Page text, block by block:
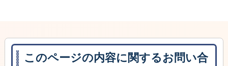
このページの内容に関するお問い合